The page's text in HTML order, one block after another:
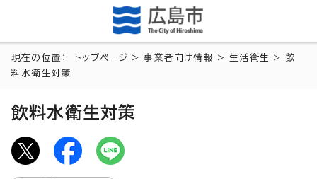
現在の位置： トップページ >事業者向け情報 >生活衛生
> 飲
料水衛生対策
飲料水衛生対策